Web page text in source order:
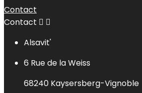
Contact
Contact  
Alsavit'
6 Rue de la Weiss
68240 Kaysersberg-Vignoble